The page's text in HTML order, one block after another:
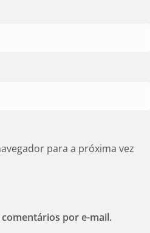
para a próxima vez
por e-mail.